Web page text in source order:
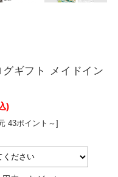
グギフト メイドイン
)
43ポイント～]